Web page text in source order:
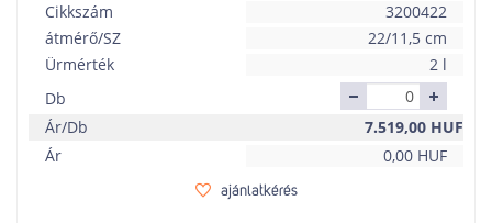
Cikkszám
3200422
átmérő/SZ
22/11,5 cm
Ürmérték
2 l
Db
Ár/Db
7.519,00 HUF
Ár
0,00 HUF
ajánlatkérés